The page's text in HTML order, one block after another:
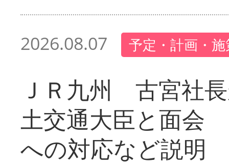
2026.08.07 予定・計画・
ＪＲ九州 古宮社
土交通大臣と面会
への対応など説明